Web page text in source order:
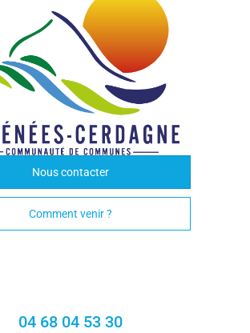
Nous contacter
Comment venir ?
04 68 04 53 30